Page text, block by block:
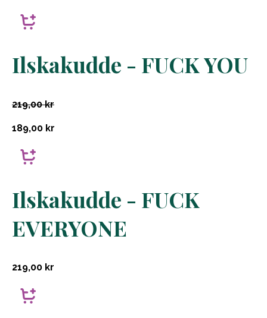
Ilskakudde - FUCK YOU
219,00kr
189,00 kr
Ilskakudde - FUCK
EVERYONE
219,00 kr